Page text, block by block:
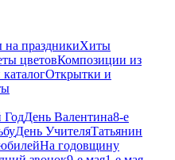
на праздникиХиты
цветовКомпозиции из
Открытки и
ГодДень Валентина8-е
День УчителяТатьянин
На годовщину